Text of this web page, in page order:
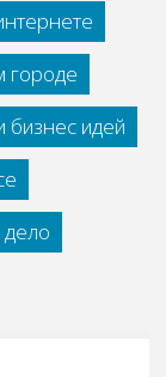
городе
бизнес идей